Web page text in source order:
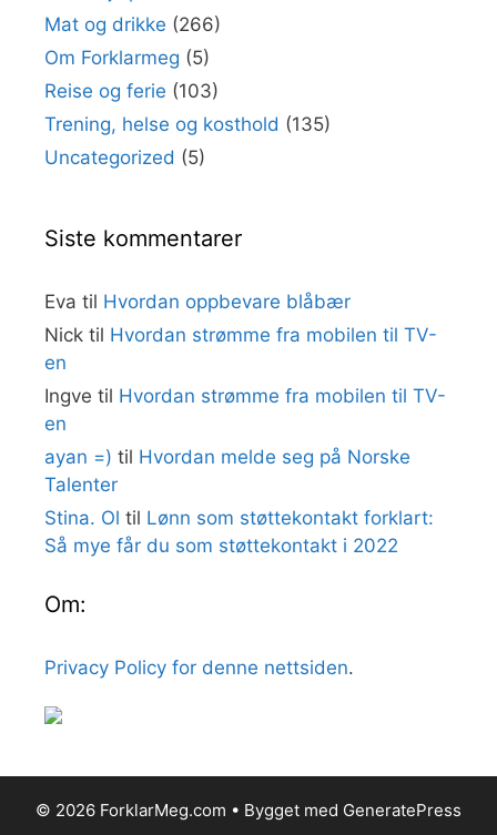
Mat og drikke (266)
Om Forklarmeg (5)
Reise og ferie (103)
Trening, helse og kosthold (135)
Uncategorized (5)
Siste kommentarer
Eva til Hvordan oppbevare blåbær
Nick til Hvordan strømme fra mobilen til TV-
en
Ingve til Hvordan strømme fra mobilen til TV-
en
ayan =) til Hvordan melde seg på Norske
Talenter
Stina. Ol til Lønn som støttekontakt forklart:
Så mye får du som støttekontakt i 2022
Om:
Privacy Policy for denne nettsiden.
© 2026 ForklarMeg.com • Bygget med GeneratePress